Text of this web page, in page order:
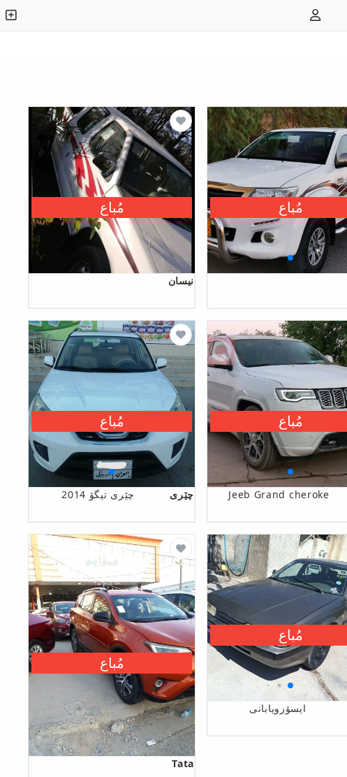
مُباع
نیسان
مُباع
Jeeb Grand cheroke
مُباع
چێری چێری تیگۆ 2014
مُباع
ایسۆزویابانی
مُباع
Tata
مُباع